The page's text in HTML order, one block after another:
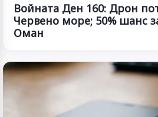
Войната Ден 160: Дрон
Червено море; 50% шанс
Оман